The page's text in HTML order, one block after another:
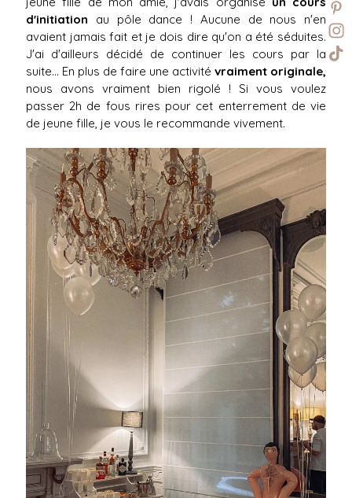
d'initiation au pôle dance ! Aucune de nous n'en
avaient jamais fait et je dois dire qu'on a été séduites.
J'ai d'ailleurs décidé de continuer les cours par la
suite... En plus de faire une activité vraiment originale,
nous avons vraiment bien rigolé ! Si vous voulez
passer 2h de fous rires pour cet enterrement de vie
de jeune fille, je vous le recommande vivement.